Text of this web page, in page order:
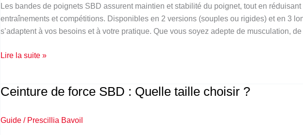
Les bandes de poignets SBD assurent maintien et stabilité du poignet, tout en
entraînements et compétitions. Disponibles en 2 versions (souples ou rigides) et en 3
s’adaptent à vos besoins et à votre pratique. Que vous soyez adepte de musculation,
:
Quel
modèle
?
Lire la suite »
Ceinture de force SBD : Quelle taille choisir ?
Guide / Prescillia Bavoil
Ceinture